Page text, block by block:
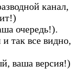
канал,
очередь!).
так все видно,
ваша версия!)